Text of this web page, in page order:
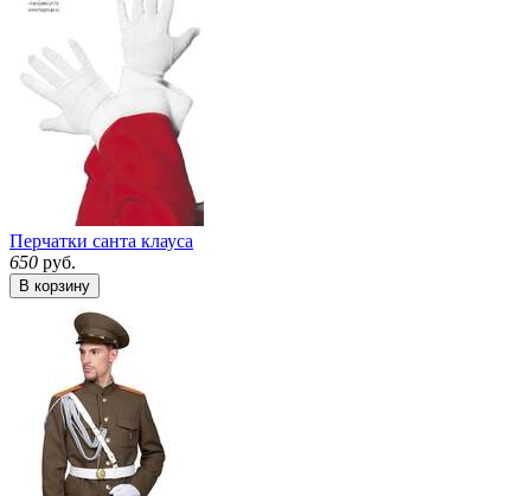
Перчатки санта клауса
650 руб.
В корзину